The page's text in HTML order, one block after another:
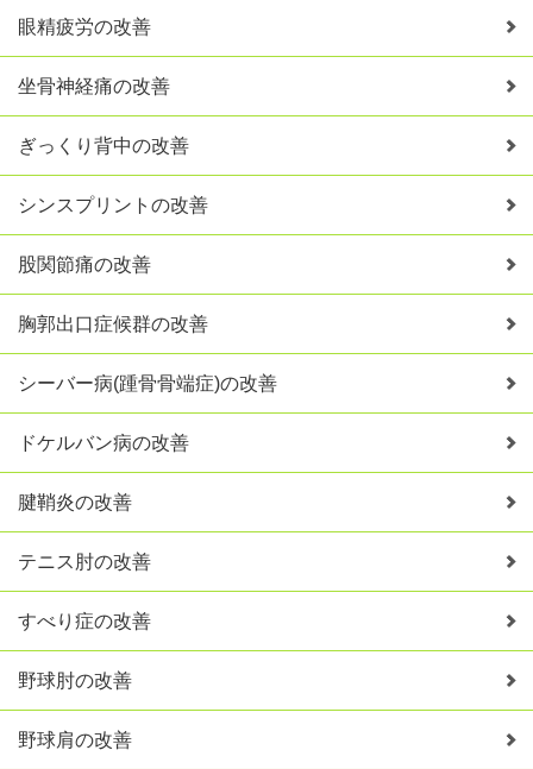
眼精疲労の改善
坐骨神経痛の改善
ぎっくり背中の改善
シンスプリントの改善
股関節痛の改善
胸郭出口症候群の改善
シーバー病(踵骨骨端症)の改善
ドケルバン病の改善
腱鞘炎の改善
テニス肘の改善
すべり症の改善
野球肘の改善
野球肩の改善